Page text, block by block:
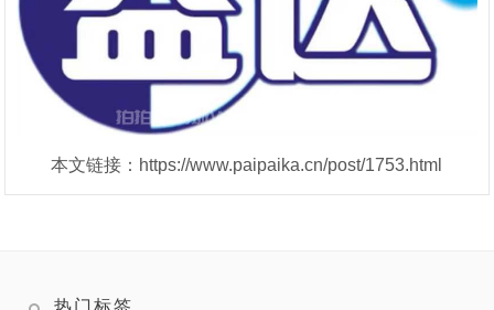
本文链接：https://www.paipaika.cn/post/1753.html